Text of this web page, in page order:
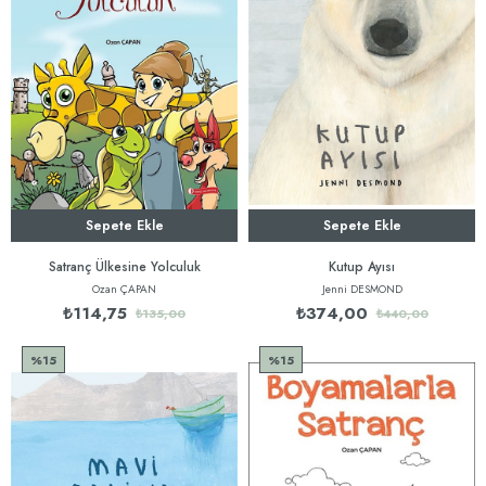
Sepete Ekle
Satranç Ülkesine Yolculuk
Ozan ÇAPAN
₺114,75 ₺135,00
Sepete Ekle
Kutup Ayısı
Jenni DESMOND
₺374,00 ₺440,00
%15 %15